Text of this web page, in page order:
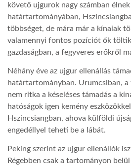
követő ujgurok nagy számban
határtartományában,
többséget, de mára már a kínaiak
valamennyi fontos pozíciót ők
gazdaságban, a fegyveres erőkről
Néhány éve az ujgur ellenállás
határtartományban. Urumcsiban,
nem ritka a késeléses támadás a
hatóságok igen kemény
Hszincsiangban, ahova külföldi
engedéllyel teheti be a lábát.
Peking szerint az ujgur ellenállók
Régebben csak a tartományon